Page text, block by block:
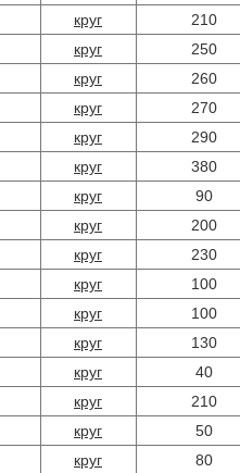
круг
210
круг
250
круг
260
круг
270
круг
290
круг
380
круг
90
круг
200
круг
230
круг
100
круг
100
круг
130
круг
40
круг
210
круг
50
круг
80